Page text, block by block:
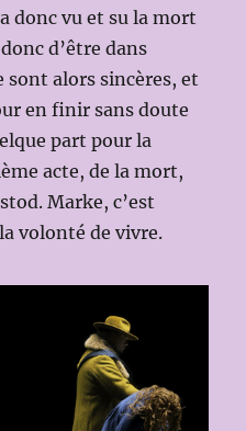
donc vu et su la mort
d’être dans
alors sincères, et
en finir sans doute
part pour la
acte, de la mort,
Marke, c’est
volonté de vivre.